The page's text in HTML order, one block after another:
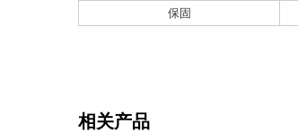
保固
相关产品